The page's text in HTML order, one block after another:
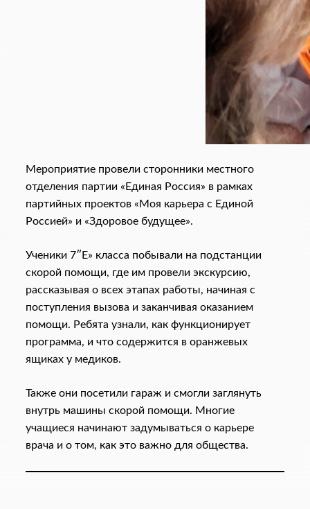
Мероприятие провели сторонники местного
отделения партии «Единая Россия» в рамках
партийных проектов «Моя карьера с Единой
Россией» и «Здоровое будущее».
Ученики 7″Е» класса побывали на подстанции
скорой помощи, где им провели экскурсию,
рассказывая о всех этапах работы, начиная с
поступления вызова и заканчивая оказанием
помощи. Ребята узнали, как функционирует
программа, и что содержится в оранжевых
ящиках у медиков.
Также они посетили гараж и смогли заглянуть
внутрь машины скорой помощи. Многие
учащиеся начинают задумываться о карьере
врача и о том, как это важно для общества.